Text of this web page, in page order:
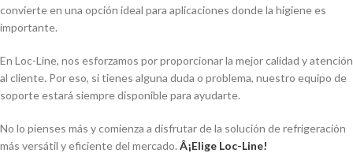
convierte en una opción ideal para aplicaciones donde la higiene es
importante.
En Loc-Line, nos esforzamos por proporcionar la mejor calidad y atención
al cliente. Por eso, si tienes alguna duda o problema, nuestro equipo de
soporte estará siempre disponible para ayudarte.
No lo pienses más y comienza a disfrutar de la solución de refrigeración
más versátil y eficiente del mercado. Â¡Elige Loc-Line!